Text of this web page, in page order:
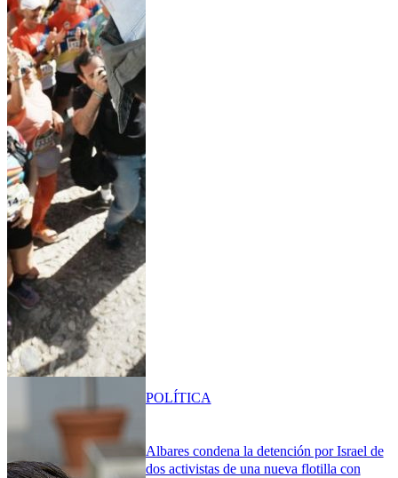
Albares condena la detención por Israel de
dos activistas de una nueva flotilla con
POLÍTICA